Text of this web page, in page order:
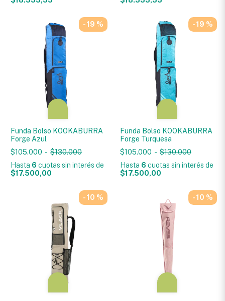
- 19 %
Funda Bolso KOOKABURRA
Forge Azul
$105.000 - $130.000
Hasta 6 cuotas sin interésde
$17.500,00
- 19 %
Funda Bolso KOOKABURRA
Forge Turquesa
$105.000 - $130.000
Hasta 6 cuotas sin interés de
$17.500,00
- 10 % - 10 %